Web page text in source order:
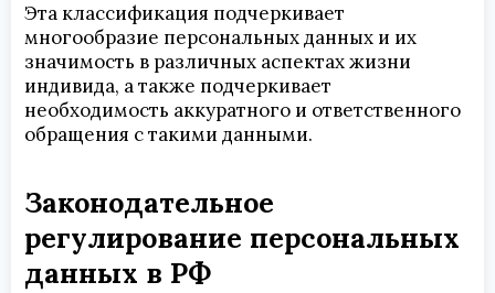
Эта классификация подчеркивает
многообразие персональных данных и их
значимость в различных аспектах жизни
индивида, а также подчеркивает
необходимость аккуратного и ответственного
обращения с такими данными.
Законодательное
регулирование персональных
данных в РФ